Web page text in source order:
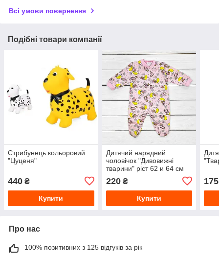
Всі умови повернення
Подібні товари компанії
Стрибунець кольоровий
"Цуценя"
440 ₴
Купити
Дитячий нарядний
чоловічок "Дивовижні
тварини" ріст 62 и 64 см
220₴
Купити
175
Про нас
100% позитивних з 125 відгуків за рік